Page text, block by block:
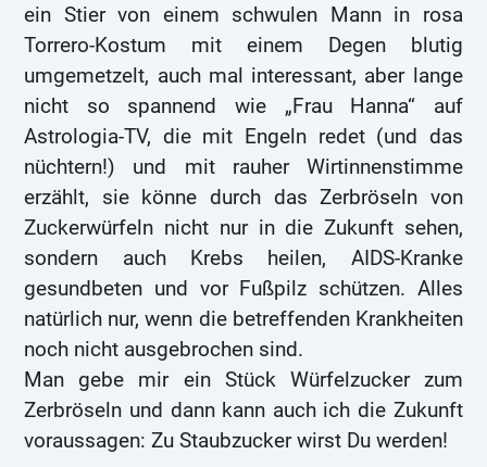
ein Stier von einem schwulen Mann in rosa
Torrero-Kostum mit einem Degen blutig
umgemetzelt, auch mal interessant, aber lange
nicht so spannend wie „Frau Hanna“ auf
Astrologia-TV, die mit Engeln redet (und das
nüchtern!) und mit rauher Wirtinnenstimme
erzählt, sie könne durch das Zerbröseln von
Zuckerwürfeln nicht nur in die Zukunft sehen,
sondern auch Krebs heilen, AIDS-Kranke
gesundbeten und vor Fußpilz schützen. Alles
natürlich nur, wenn die betreffenden Krankheiten
noch nicht ausgebrochen sind.
Man gebe mir ein Stück Würfelzucker zum
Zerbröseln und dann kann auch ich die Zukunft
voraussagen: Zu Staubzucker wirst Du werden!